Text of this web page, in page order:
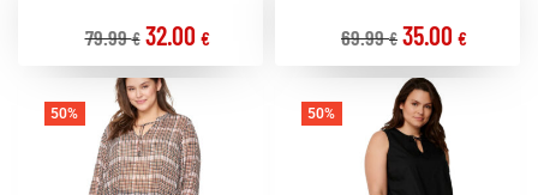
79.99€ 32.00 €
69.99€ 35.00 €
50% 50%